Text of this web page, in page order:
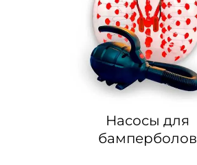
Насосы для
бамперболов